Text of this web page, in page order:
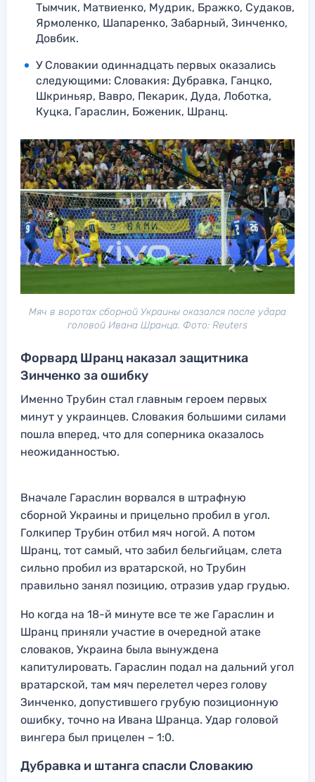
Тымчик, Матвиенко, Мудрик, Бражко, Судаков,
Ярмоленко, Шапаренко, Забарный, Зинченко,
Довбик.
У Словакии одиннадцать первых оказались
следующими: Словакия: Дубравка, Ганцко,
Шкриньяр, Вавро, Пекарик, Дуда, Лоботка,
Куцка, Гараслин, Боженик, Шранц.
Мяч в воротах сборной Украины оказался после удара
головой Ивана Шранца. Фото: Reuters
Форвард Шранц наказал защитника
Зинченко за ошибку
Именно Трубин стал главным героем первых
минут у украинцев. Словакия большими силами
пошла вперед, что для соперника оказалось
неожиданностью.
Вначале Гараслин ворвался в штрафную
сборной Украины и прицельно пробил в угол.
Голкипер Трубин отбил мяч ногой. А потом
Шранц, тот самый, что забил бельгийцам, слета
сильно пробил из вратарской, но Трубин
правильно занял позицию, отразив удар грудью.
Но когда на 18-й минуте все те же Гараслин и
Шранц приняли участие в очередной атаке
словаков, Украина была вынуждена
капитулировать. Гараслин подал на дальний угол
вратарской, там мяч перелетел через голову
Зинченко, допустившего грубую позиционную
ошибку, точно на Ивана Шранца. Удар головой
вингера был прицелен – 1:0.
Дубравка и штанга спасли Словакию